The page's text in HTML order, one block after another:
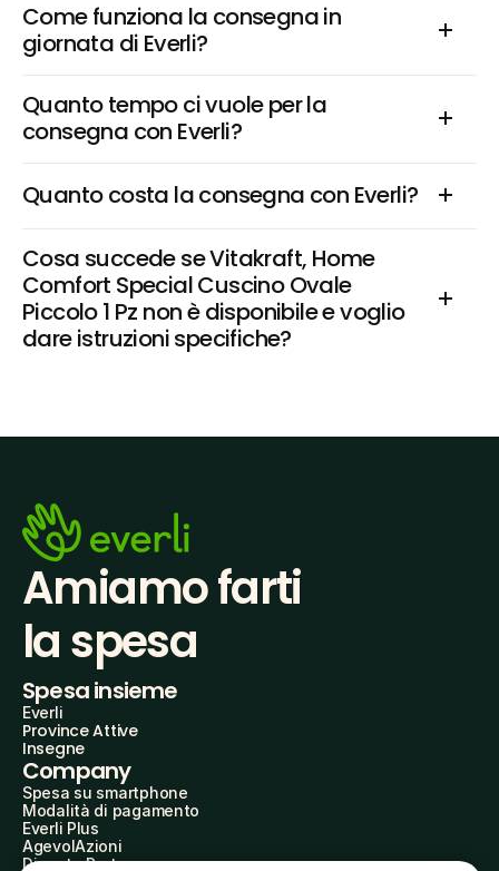
Come funziona la consegna in
giornata di Everli?
Quanto tempo ci vuole per la
consegna con Everli?
Quanto costa la consegna con Everli?
Cosa succede se Vitakraft, Home
Comfort Special Cuscino Ovale
Piccolo 1 Pz non è disponibile e voglio
dare istruzioni specifiche?
Amiamo farti
la spesa
Spesa insieme
Everli
Province Attive
Insegne
Company
Spesa su smartphone
Modalità di pagamento
Everli Plus
AgevolAzioni
Diventa Partner